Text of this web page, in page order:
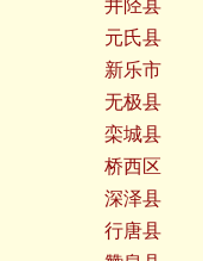
井陉县
元氏县
新乐市
无极县
栾城县
桥西区
深泽县
行唐县